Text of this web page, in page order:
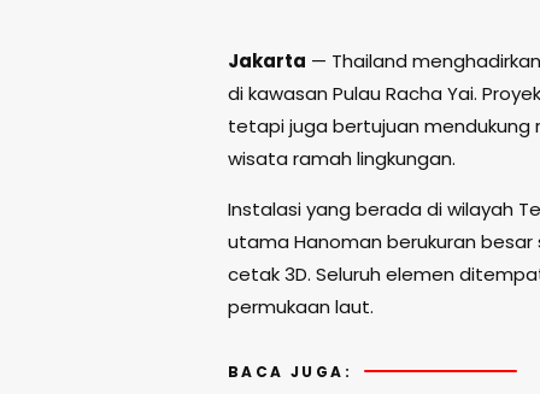
Jakarta — Thailand
di kawasan Pulau Racha Yai.
tetapi juga bertujuan
wisata ramah lingkungan.
Instalasi yang berada di wilayah
utama Hanoman berukuran
cetak 3D. Seluruh elemen
permukaan laut.
BACA JUGA: